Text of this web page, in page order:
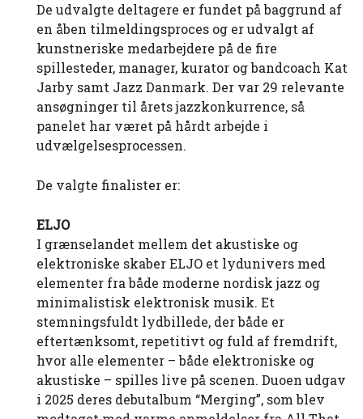
De udvalgte deltagere er fundet på baggrund af
en åben tilmeldingsproces og er udvalgt af
kunstneriske medarbejdere på de fire
spillesteder, manager, kurator og bandcoach Kat
Jarby samt Jazz Danmark. Der var 29 relevante
ansøgninger til årets jazzkonkurrence, så
panelet har været på hårdt arbejde i
udvælgelsesprocessen.
De valgte finalister er:
ELJO
I grænselandet mellem det akustiske og
elektroniske skaber ELJO et lydunivers med
elementer fra både moderne nordisk jazz og
minimalistisk elektronisk musik. Et
stemningsfuldt lydbillede, der både er
eftertænksomt, repetitivt og fuld af fremdrift,
hvor alle elementer – både elektroniske og
akustiske – spilles live på scenen. Duoen udgav
i 2025 deres debutalbum “Merging”, som blev